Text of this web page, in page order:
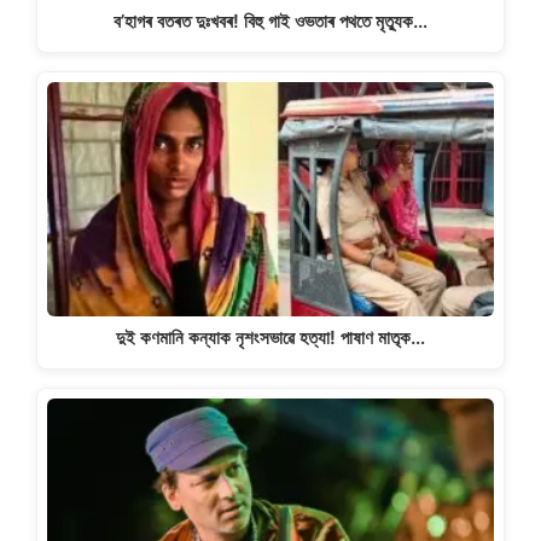
ব’হাগৰ বতৰত দুঃখবৰ! বিহু গাই ওভতাৰ পথতে মৃত্যুক…
দুই কণমানি কন্যাক নৃশংসভাৱে হত্যা! পাষাণ মাতৃক…